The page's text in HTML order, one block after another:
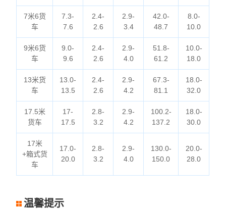
7米6货
车
7.3-
7.6
2.4-
2.6
2.9-
3.4
42.0-
48.7
8.0-
10.0
9米6货
车
9.0-
9.6
2.4-
2.6
2.9-
4.0
51.8-
61.2
10.0-
18.0
13米货
车
13.0-
13.5
2.4-
2.6
2.9-
4.2
67.3-
81.1
18.0-
32.0
17.5米
货车
17-
17.5
2.8-
3.2
2.9-
4.2
100.2-
137.2
18.0-
30.0
17米
+箱式货
车
17.0-
20.0
2.8-
3.2
2.9-
4.0
130.0-
150.0
20.0-
28.0
温馨提示